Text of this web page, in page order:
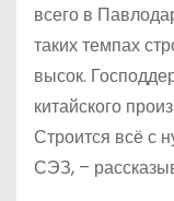
всего в
таких темпах
высок.
китайского
Строится всё с
СЭЗ, –